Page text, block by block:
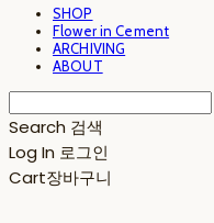
SHOP
Flower in Cement
ARCHIVING
ABOUT
Search 검색
Log In 로그인
Cart장바구니